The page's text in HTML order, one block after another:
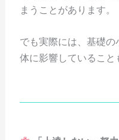
まうことがあります。
でも実際には、基礎
体に影響していること